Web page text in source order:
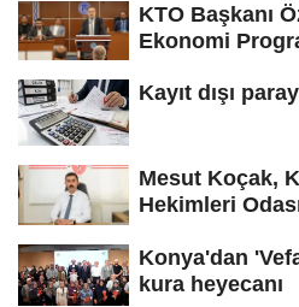
KTO Başkanı
Ekonomi
Kayıt dışı
Mesut Koçak,
Hekimleri
Konya'dan
kura heyecanı